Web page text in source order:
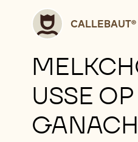
Callebaut®
CHOCOLATE
centre
Belgium
USSE